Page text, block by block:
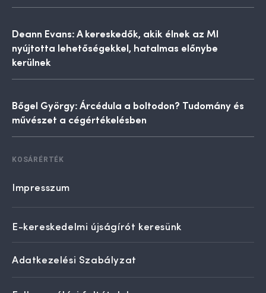
Deann Evans: A kereskedők, akik élnek az MI
nyújtotta lehetőségekkel, hatalmas előnybe
kerülnek
Bőgel György: Árcédula a boltodon? Tudomány és
művészet a cégértékelésben
KOSÁRÉRTÉK
Impresszum
E-kereskedelmi újságírót keresünk
Adatkezelési Szabályzat